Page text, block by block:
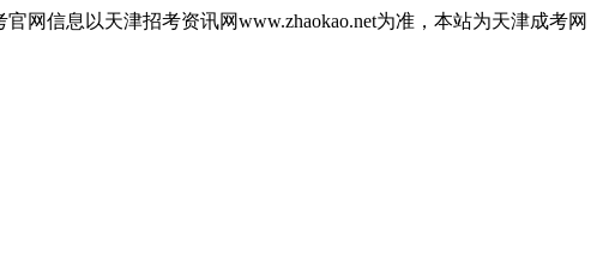
网信息以天津招考资讯网www.zhaokao.net为准，本站为天津成考网